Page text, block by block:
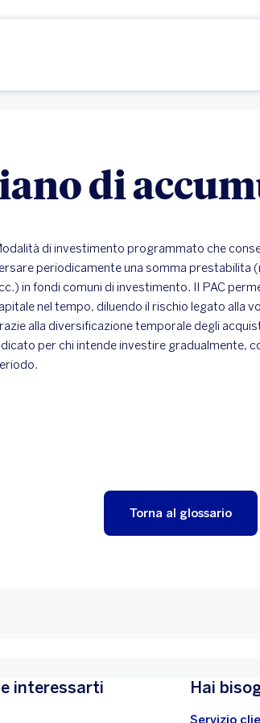
di
di investimento programmato che
periodicamente una somma prestabilita
in fondi comuni di investimento. Il PAC
nel tempo, diluendo il rischio legato alla
alla diversificazione temporale degli
per chi intende investire gradualmente,
Torna al glossario
interessarti Hai
Servizio